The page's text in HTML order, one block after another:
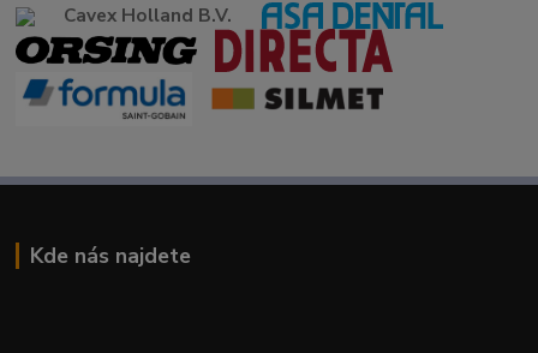
Cavex Holland B.V.
Kde nás najdete